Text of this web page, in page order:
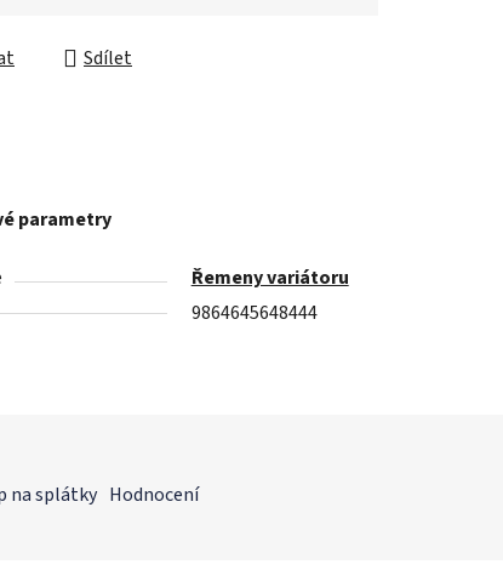
Sdílet
parametry
Řemeny variátoru
9864645648444
na splátky Hodnocení